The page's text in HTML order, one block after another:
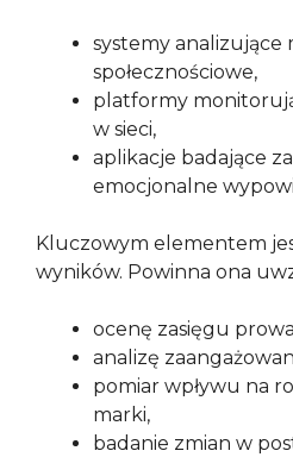
systemy analizujące
społecznościowe,
platformy
w sieci,
aplikacje badające
emocjonalne
Kluczowym elementem
wyników. Powinna ona
ocenę zasięgu
analizę
pomiar wpływu na
marki,
badanie zmian w